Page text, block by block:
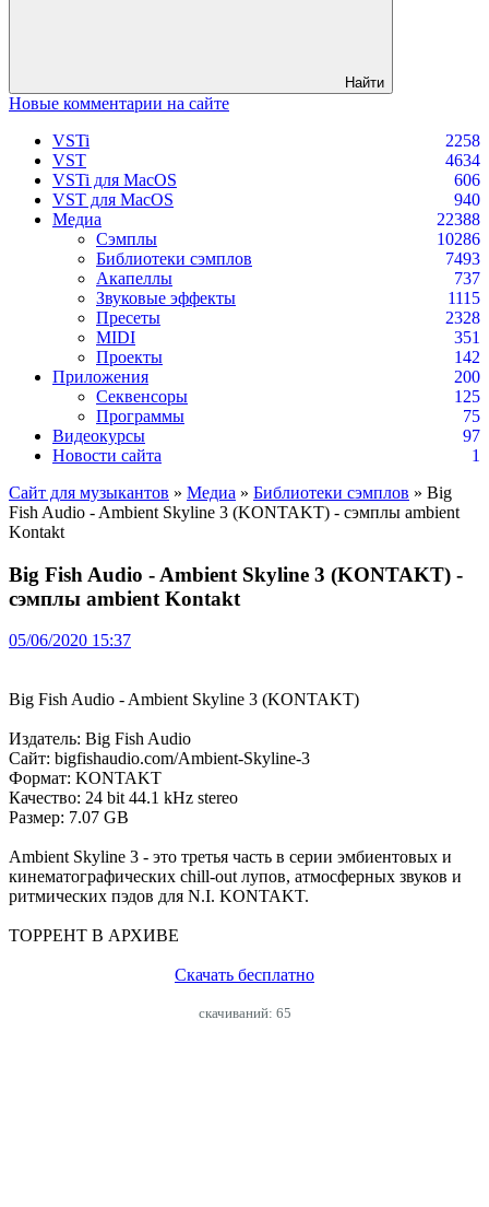
Найти
Новые комментарии на сайте
VSTi
2258
VST
4634
VSTi для MacOS
606
VST для MacOS
940
Медиа
22388
Сэмплы
10286
Библиотеки сэмплов
7493
Акапеллы
737
Звуковые эффекты
1115
Пресеты
2328
MIDI
351
Проекты
142
Приложения
200
Секвенсоры
125
Программы
75
Видеокурсы
97
Новости сайта
1
Сайт для музыкантов » Медиа » Библиотеки сэмплов » Big
Fish Audio - Ambient Skyline 3 (KONTAKT) - сэмплы ambient
Kontakt
Big Fish Audio - Ambient Skyline 3 (KONTAKT) -
сэмплы ambient Kontakt
05/06/2020 15:37
Big Fish Audio - Ambient Skyline 3 (KONTAKT)
Издатель: Big Fish Audio
Сайт: bigfishaudio.com/Ambient-Skyline-3
Формат: KONTAKT
Качество: 24 bit 44.1 kHz stereo
Размер: 7.07 GB
Ambient Skyline 3 - это третья часть в серии эмбиентовых и
кинематографических chill-out лупов, атмосферных звуков и
ритмических пэдов для N.I. KONTAKT.
ТОРРЕНТ В АРХИВЕ
Скачать бесплатно
cкачиваний: 65